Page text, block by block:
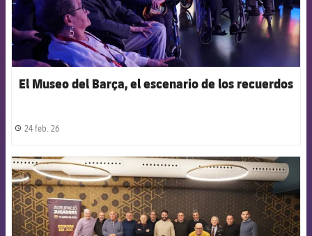
El Museo del Barça, el escenario de los recuerdos
label.share.clock
24 feb. 26
FCB Barcelona badge